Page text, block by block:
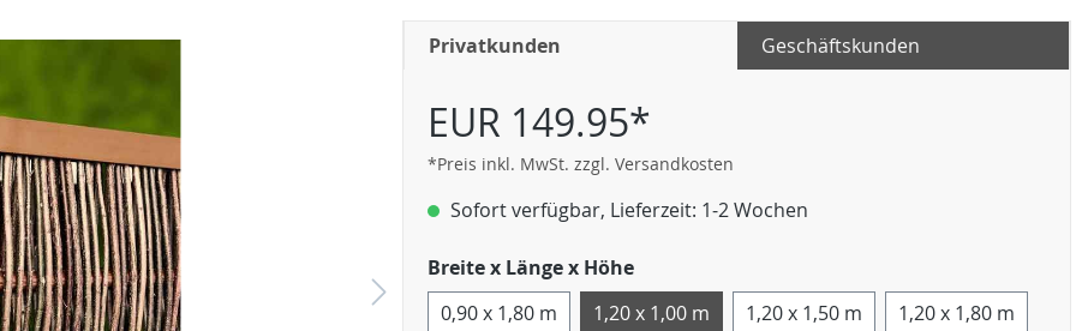
Privatkunden Geschäftskunden
EUR 149.95*
*Preis inkl. MwSt. zzgl. Versandkosten
Sofort verfügbar, Lieferzeit: 1-2 Wochen
Breite x Länge x Höhe
0,90 x 1,80 m
1,20 x 1,00 m 1,20 x 1,50 m 1,20 x 1,80 m